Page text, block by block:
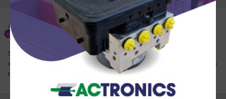
skyfox
13 Febbraio 2012
Sono stato contattato dalla ditta in oggetto che mi ha proposto
questo assetto ruote.Volevo sapere se funziona bene e se la ditta
risulta essere affidabile.